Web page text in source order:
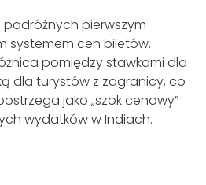
pierwszym
systemem cen biletów.
pomiędzy stawkami dla
dla turystów z zagranicy, co
jako „szok cenowy”
wydatków w Indiach.